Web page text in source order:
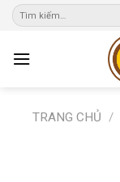
Skip
TRANG CHỦ /